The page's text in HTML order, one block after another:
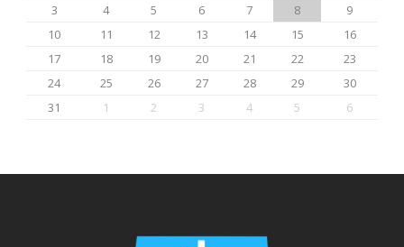
3
4 5 6 7 8
9
10
11 12 13 14 15
16
17
18 19 20 21 22
23
24
25 26 27 28 29
30
31
1 2 3 4 5 6